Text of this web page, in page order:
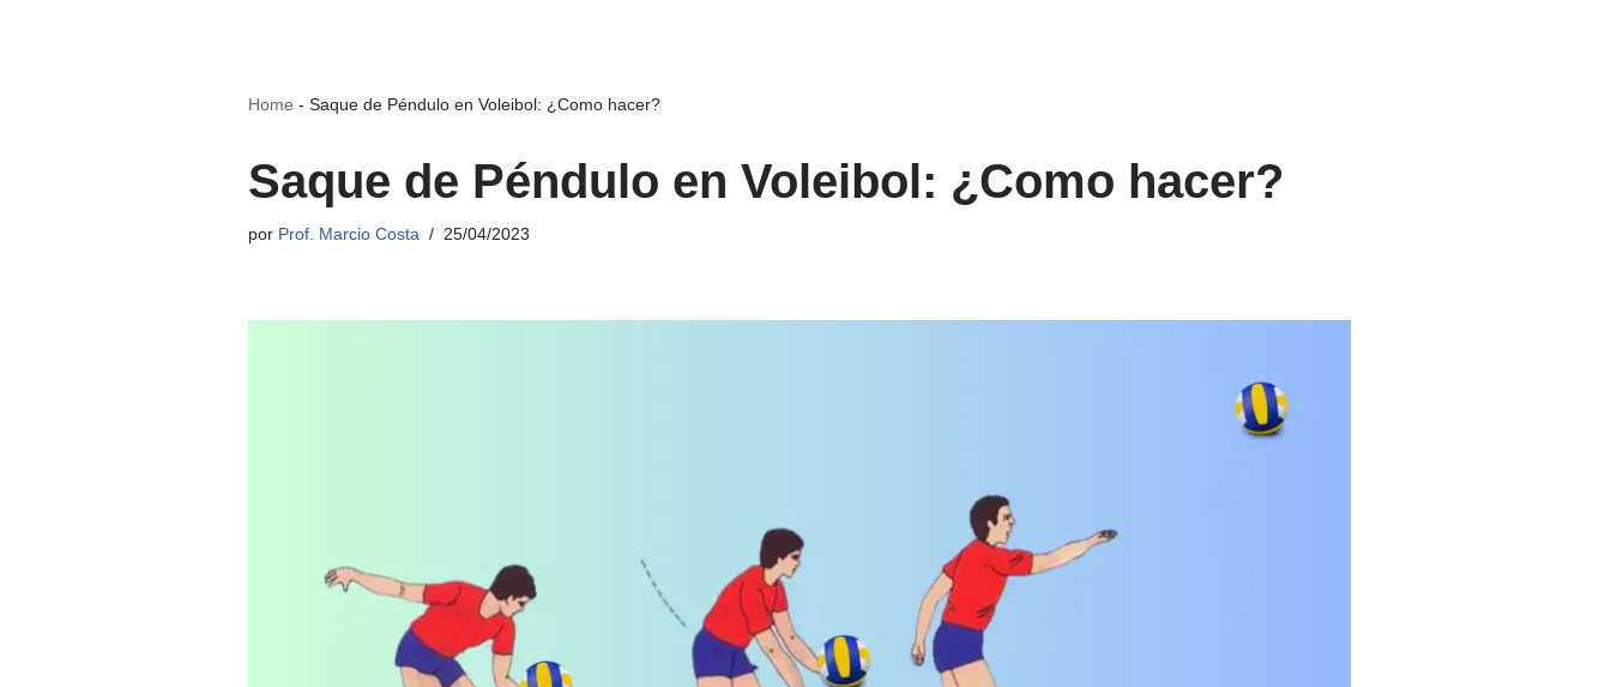
Home - Saque de Péndulo en Voleibol: ¿Como hacer?
Saque de Péndulo en Voleibol: ¿Como hacer?
por Prof. Marcio Costa 25/04/2023